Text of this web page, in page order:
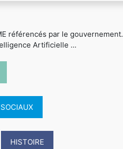
référencés par le gouvernement.
Artificielle ...
HISTOIRE